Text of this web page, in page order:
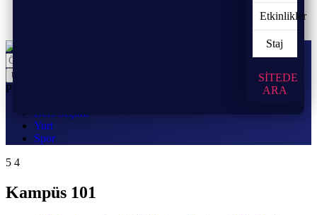
Etkinlikler
Staj
SİTEDE
ARA
Popüler:
Ders Seçimi
Yurt
Spor
Kampüs 101